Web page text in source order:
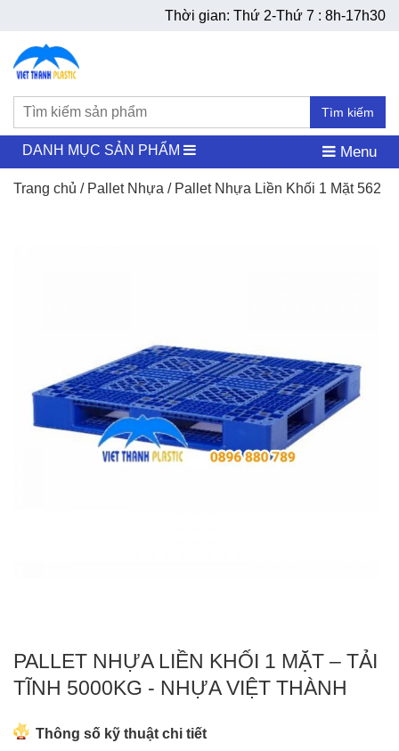
Thời gian: Thứ 2-Thứ 7 : 8h-17h30
Tìm kiếm
DANH MỤC SẢN PHẨM Menu
Trang chủ / Pallet Nhựa / Pallet Nhựa Liền Khối 1 Mặt 562
PALLET NHỰA LIỀN KHỐI 1 MẶT – TẢI
TĨNH 5000KG - NHỰA VIỆT THÀNH
Thông số kỹ thuật chi tiết